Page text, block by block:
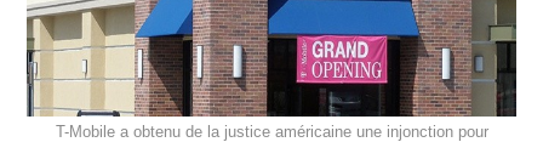
T-Mobile a obtenu de la justice américaine une injonction pour